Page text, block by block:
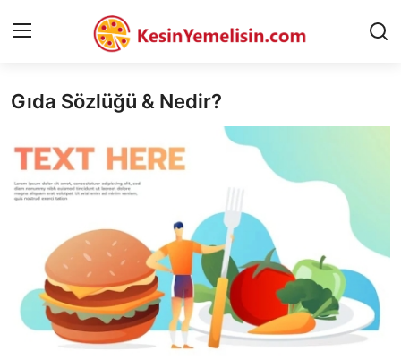
AnaSayfa
Gizlilik Sözleşmesi
Rüya Tabirleri
Diyet & Sağlıklı Beslenme
İletişim
Şehirler
Helal Gıda & Dini Hükümler
Gıda Sözlüğü & Nedir?